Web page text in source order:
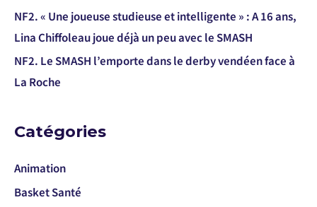
NF2. « Une joueuse studieuse et intelligente » : A 16 ans,
Lina Chiffoleau joue déjà un peu avec le SMASH
NF2. Le SMASH l’emporte dans le derby vendéen face à
La Roche
Catégories
Animation
Basket Santé